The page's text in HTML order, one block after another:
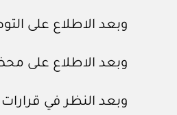
وبعد الاطلاع على التوصية
وبعد الاطلاع على محضر